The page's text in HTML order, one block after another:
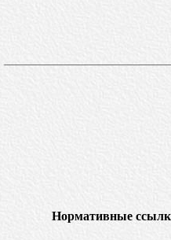
Нормативные